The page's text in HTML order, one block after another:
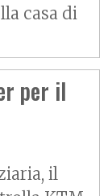
casa di
per il
il